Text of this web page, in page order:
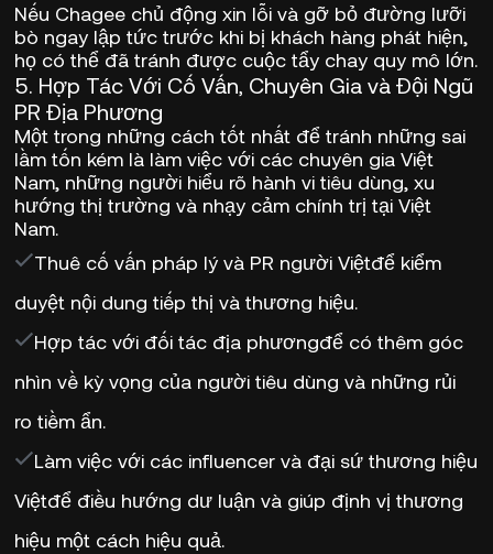
Nếu Chagee chủ động xin lỗi và gỡ bỏ đường lưỡi
bò ngay lập tức trước khi bị khách hàng phát hiện,
họ có thể đã tránh được cuộc tẩy chay quy mô lớn.
5. Hợp Tác Với Cố Vấn, Chuyên Gia và Đội Ngũ
PR Địa Phương
Một trong những cách tốt nhất để tránh những sai
lầm tốn kém là làm việc với các chuyên gia Việt
Nam, những người hiểu rõ hành vi tiêu dùng, xu
hướng thị trường và nhạy cảm chính trị tại Việt
Nam.
Thuê cố vấn pháp lý và PR người Việtđể kiểm
duyệt nội dung tiếp thị và thương hiệu.
Hợp tác với đối tác địa phươngđể có thêm góc
nhìn về kỳ vọng của người tiêu dùng và những rủi
ro tiềm ẩn.
Làm việc với các influencer và đại sứ thương hiệu
Việtđể điều hướng dư luận và giúp định vị thương
hiệu một cách hiệu quả.